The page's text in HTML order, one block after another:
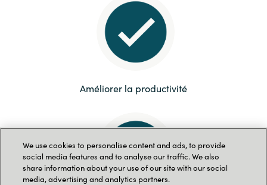
Améliorer la productivité
We use cookies to personalise content and ads, to provide
social media features and to analyse our traffic. We also
share information about your use of our site with our social
media, advertising and analytics partners.